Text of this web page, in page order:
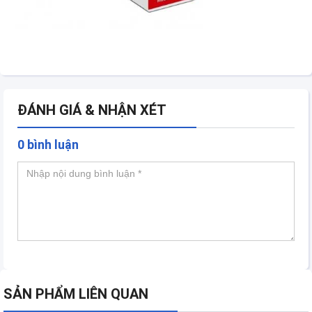
ĐÁNH GIÁ & NHẬN XÉT
0 bình luận
SẢN PHẨM LIÊN QUAN